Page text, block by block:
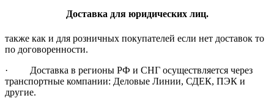
Доставка для юридических лиц.
также как и для розничных покупателей если нет доставок то
по договоренности.
· Доставка в регионы РФ и СНГ осуществляется через
транспортные компании: Деловые Линии, СДЕК, ПЭК и
другие.